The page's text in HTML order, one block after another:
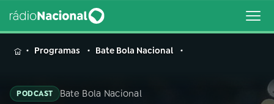
MENUProgramas Bate Bola Nacional
PODCAST Bate Bola Nacional